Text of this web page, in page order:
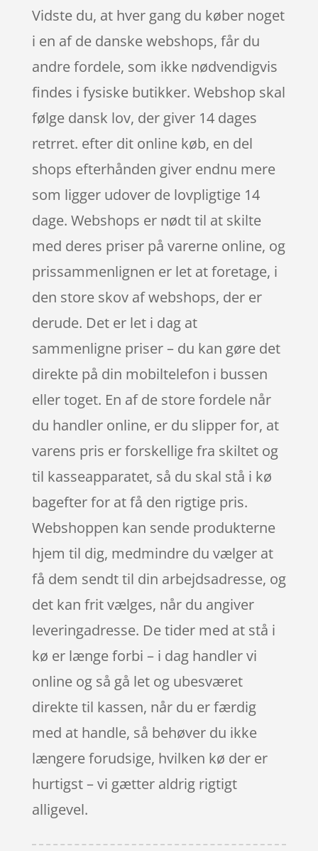
Vidste du, at hver gang du køber noget
i en af de danske webshops, får du
andre fordele, som ikke nødvendigvis
findes i fysiske butikker. Webshop skal
følge dansk lov, der giver 14 dages
retrret. efter dit online køb, en del
shops efterhånden giver endnu mere
som ligger udover de lovpligtige 14
dage. Webshops er nødt til at skilte
med deres priser på varerne online, og
prissammenlignen er let at foretage, i
den store skov af webshops, der er
derude. Det er let i dag at
sammenligne priser – du kan gøre det
direkte på din mobiltelefon i bussen
eller toget. En af de store fordele når
du handler online, er du slipper for, at
varens pris er forskellige fra skiltet og
til kasseapparatet, så du skal stå i kø
bagefter for at få den rigtige pris.
Webshoppen kan sende produkterne
hjem til dig, medmindre du vælger at
få dem sendt til din arbejdsadresse, og
det kan frit vælges, når du angiver
leveringadresse. De tider med at stå i
kø er længe forbi – i dag handler vi
online og så gå let og ubesværet
direkte til kassen, når du er færdig
med at handle, så behøver du ikke
længere forudsige, hvilken kø der er
hurtigst – vi gætter aldrig rigtigt
alligevel.